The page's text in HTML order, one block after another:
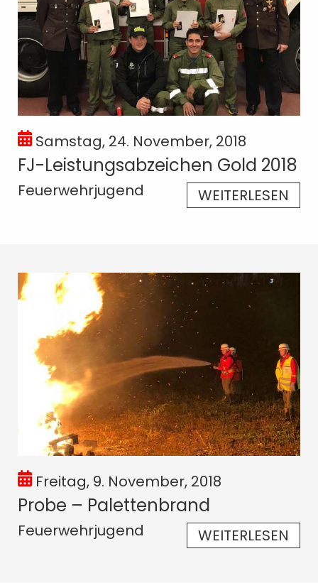
Samstag, 24. November, 2018
FJ-Leistungsabzeichen Gold 2018
Feuerwehrjugend WEITERLESEN
Freitag, 9. November, 2018
Probe – Palettenbrand
Feuerwehrjugend WEITERLESEN